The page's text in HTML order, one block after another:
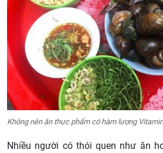
Không nên ăn thực phẩm có hàm lượng
Nhiều người có thói quen như ăn